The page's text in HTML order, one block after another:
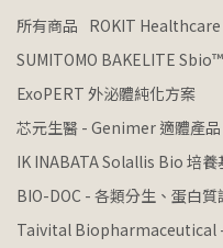
所有商品 ROKIT Healthcare
SUMITOMO BAKELITE
ExoPERT 外泌體純化方案
芯元生醫 - Genimer 適體產
IK INABATA Solallis Bio 培養
BIO-DOC - 各類分生、蛋白質
Taivital Biopharmaceutical